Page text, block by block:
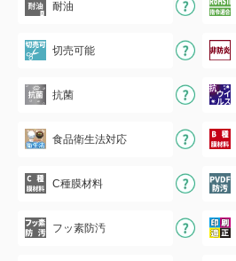
耐油
切売可能
抗菌
食品衛生法対応
C種膜材料
フッ素防汚